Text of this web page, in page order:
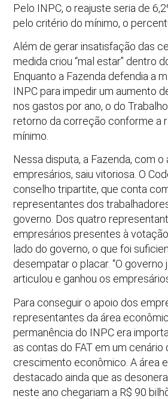
Pelo INPC, o reajuste seria de
pelo critério do mínimo, o
Além de gerar insatisfação das
medida criou “mal estar” dentro
Enquanto a Fazenda defendia a
INPC para impedir um aumento
nos gastos por ano, o do
retorno da correção conforme a
mínimo.
Nessa disputa, a Fazenda, com o
empresários, saiu vitoriosa. O
conselho tripartite, que conta
representantes dos
governo. Dos quatro
empresários presentes à
lado do governo, o que foi
desempatar o placar. “O governo
articulou e ganhou os
Para conseguir o apoio dos
representantes da área
permanência do INPC era
as contas do FAT em um cenário
crescimento econômico. A área
destacado ainda que as
neste ano chegariam a R$ 90